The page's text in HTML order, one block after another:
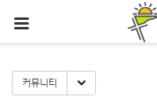
커뮤니티 Toggle Dropdown